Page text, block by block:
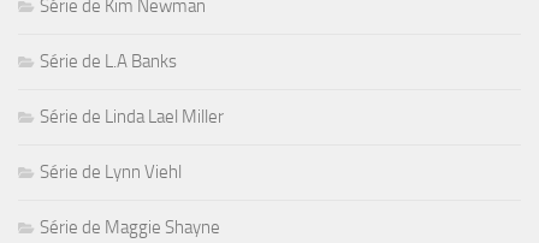
Série de Kim Newman
Série de L.A Banks
Série de Linda Lael Miller
Série de Lynn Viehl
Série de Maggie Shayne